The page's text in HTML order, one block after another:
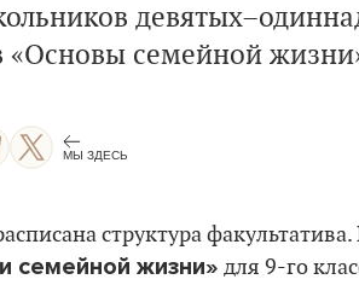
«Основы семейной
МЫ ЗДЕСЬ
структура
семейной жизни» для 9-го